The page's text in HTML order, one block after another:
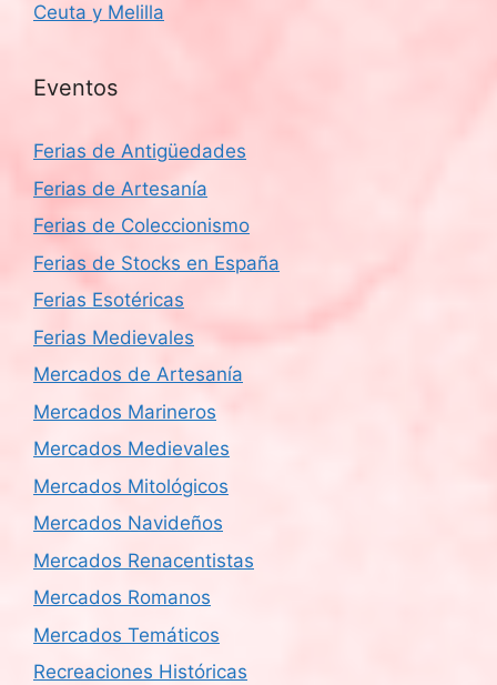
Ceuta y Melilla
Eventos
Ferias de Antigüedades
Ferias de Artesanía
Ferias de Coleccionismo
Ferias de Stocks en España
Ferias Esotéricas
Ferias Medievales
Mercados de Artesanía
Mercados Marineros
Mercados Medievales
Mercados Mitológicos
Mercados Navideños
Mercados Renacentistas
Mercados Romanos
Mercados Temáticos
Recreaciones Históricas